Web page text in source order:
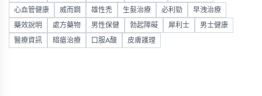
心血管健康 威而鋼 雄性禿 生髮治療 必利勁 早洩治療
藥效說明 處方藥物 男性保健 勃起障礙 犀利士 男士健康
醫療資訊 暗瘡治療 口服A酸 皮膚護理